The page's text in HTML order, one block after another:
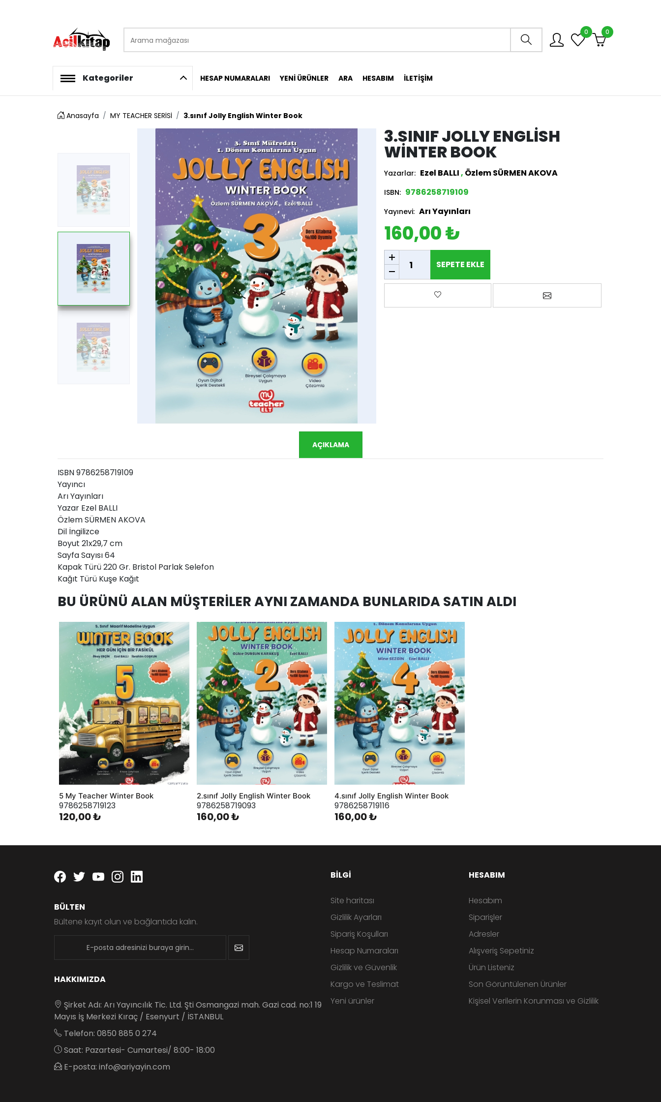
logo
Arama mağazası
0 0
Kategoriler HESAP NUMARALARI YENI ÜRÜNLER ARA HESABIM İLETIŞIM
Anasayfa MY TEACHER SERİSİ 3.sınıf Jolly English Winter Book
3.SINIF JOLLY ENGLISH
WINTER BOOK
Yazarlar: Ezel BALLI, Özlem SÜRMEN AKOVA
ISBN: 9786258719109
Yayınevi: Arı Yayınları
160,00 ₺
SEPETE EKLE
SEPETE EKLE
Favorilere ekle Arkadaşına e-posta ile
AÇIKLAMA
ISBN 9786258719109
Yayıncı
Arı Yayınları
Yazar Ezel BALLI
Özlem SÜRMEN AKOVA
Dil İngilizce
Boyut 21x29,7 cm
Sayfa Sayısı 64
Kapak Türü 220 Gr. Bristol Parlak Selefon
Kağıt Türü Kuşe Kağıt
BU ÜRÜNÜ ALAN MÜŞTERILER AYNI ZAMANDA BUNLARIDA SATIN ALDI
AddToWishlist
5 My Teacher Winter Book
9786258719123
120,00 ₺
AddToCartAddToWishlist
2.sınıf Jolly English Winter Book
9786258719093
160,00 ₺
AddToCartAddToWishlist
4.sınıf Jolly English Winter Book
9786258719116
160,00 ₺
Facebook
twitteryoutubeinstagram
BÜLTEN
Bültene kayıt olun ve bağlantıda kalın.
HAKKIMIZDA
Şirket Adı: Arı Yayıncılık Tic. Ltd. Şti Osmangazi mah. Gazi cad. no:1 19
Mayıs İş Merkezi Kıraç / Esenyurt / İSTANBUL
Telefon: 0850 885 0 274
Saat: Pazartesi- Cumartesi/ 8:00- 18:00
E-posta: info@ariyayin.com
BILGI
Site haritası
Gizlilik Ayarları
Sipariş Koşulları
Hesap Numaraları
Gizlilik ve Güvenlik
Kargo ve Teslimat
Yeni ürünler
HESABIM
Hesabım
Siparişler
Adresler
Alışveriş Sepetiniz
Ürün Listeniz
Son Görüntülenen Ürünler
Kişisel Verilerin Korunması ve Gizlilik